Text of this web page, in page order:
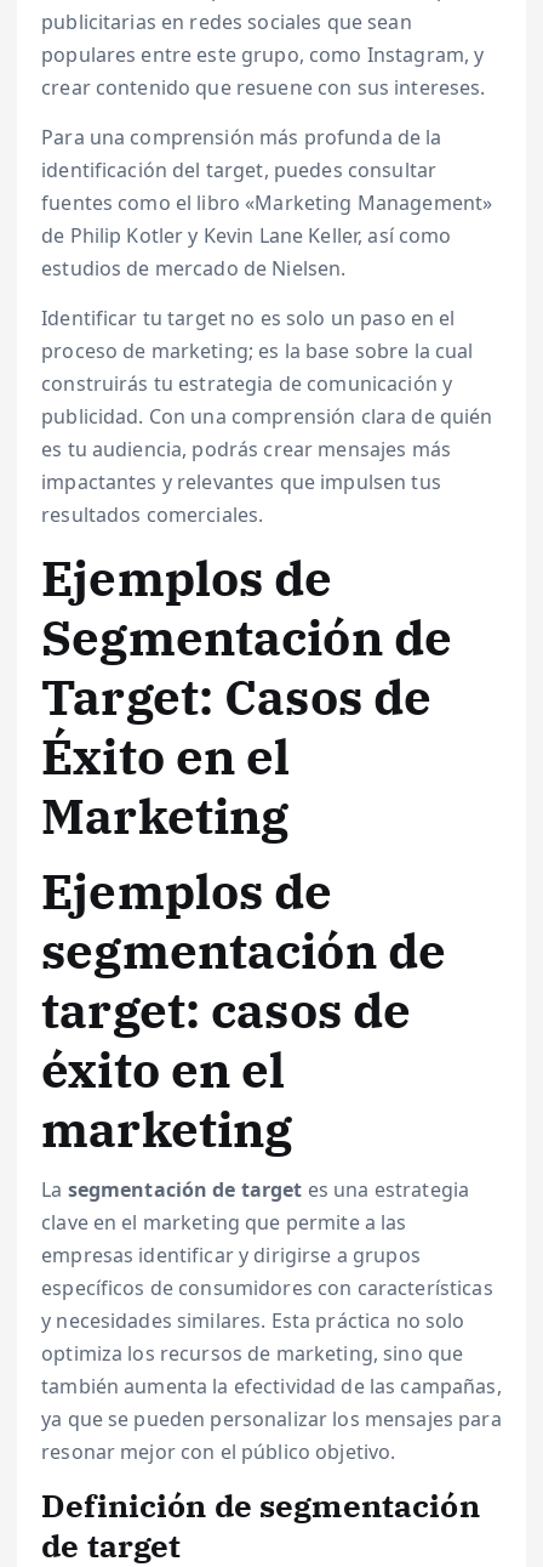
publicitarias en redes sociales que sean
populares entre este grupo, como Instagram, y
crear contenido que resuene con sus intereses.
Para una comprensión más profunda de la
identificación del target, puedes consultar
fuentes como el libro «Marketing Management»
de Philip Kotler y Kevin Lane Keller, así como
estudios de mercado de Nielsen.
Identificar tu target no es solo un paso en el
proceso de marketing; es la base sobre la cual
construirás tu estrategia de comunicación y
publicidad. Con una comprensión clara de quién
es tu audiencia, podrás crear mensajes más
impactantes y relevantes que impulsen tus
resultados comerciales.
Ejemplos de
Segmentación de
Target: Casos de
Éxito en el
Marketing
Ejemplos de
segmentación de
target: casos de
éxito en el
marketing
La segmentación de target es una estrategia
clave en el marketing que permite a las
empresas identificar y dirigirse a grupos
específicos de consumidores con características
y necesidades similares. Esta práctica no solo
optimiza los recursos de marketing, sino que
también aumenta la efectividad de las campañas,
ya que se pueden personalizar los mensajes para
resonar mejor con el público objetivo.
Definición de segmentación
de target